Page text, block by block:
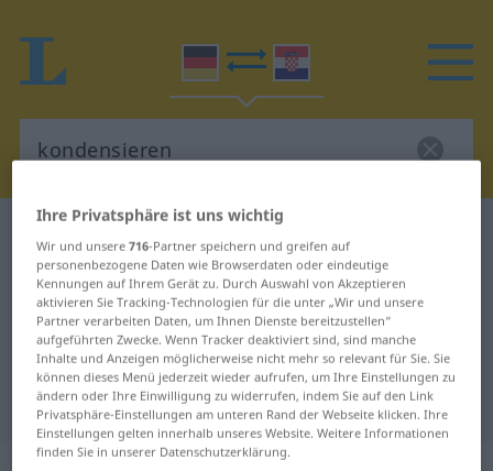
Deutsch-Kroatisch Übersetzung für
"kondensieren"
"kondensieren" Kroatisch
Übersetzung
Ihre Privatsphäre ist uns wichtig
Wir und unsere716-Partner speichern und greifen auf
personenbezogene Daten wie Browserdaten oder eindeutige
Kennungen auf Ihrem Gerät zu. Durch Auswahl von Akzeptieren
aktivieren Sie Tracking-Technologien für die unter „Wir und unsere
Partner verarbeiten Daten, um Ihnen Dienste bereitzustellen“
aufgeführten Zwecke. Wenn Tracker deaktiviert sind, sind manche
Inhalte und Anzeigen möglicherweise nicht mehr so relevant für Sie. Sie
können dieses Menü jederzeit wieder aufrufen, um Ihre Einstellungen zu
ändern oder Ihre Einwilligung zu widerrufen, indem Sie auf den Link
Privatsphäre-Einstellungen am unteren Rand der Webseite klicken. Ihre
Einstellungen gelten innerhalb unseres Website. Weitere Informationen
finden Sie in unserer Datenschutzerklärung.